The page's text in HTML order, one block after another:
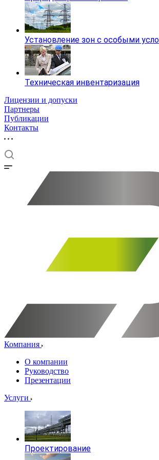
Установление зон с особыми
Техническая инвентаризация
Лицензии и допуски
Партнеры
Публикации
Контакты
Компания
О компании
Руководство
Презентации
Услуги
Проектирование